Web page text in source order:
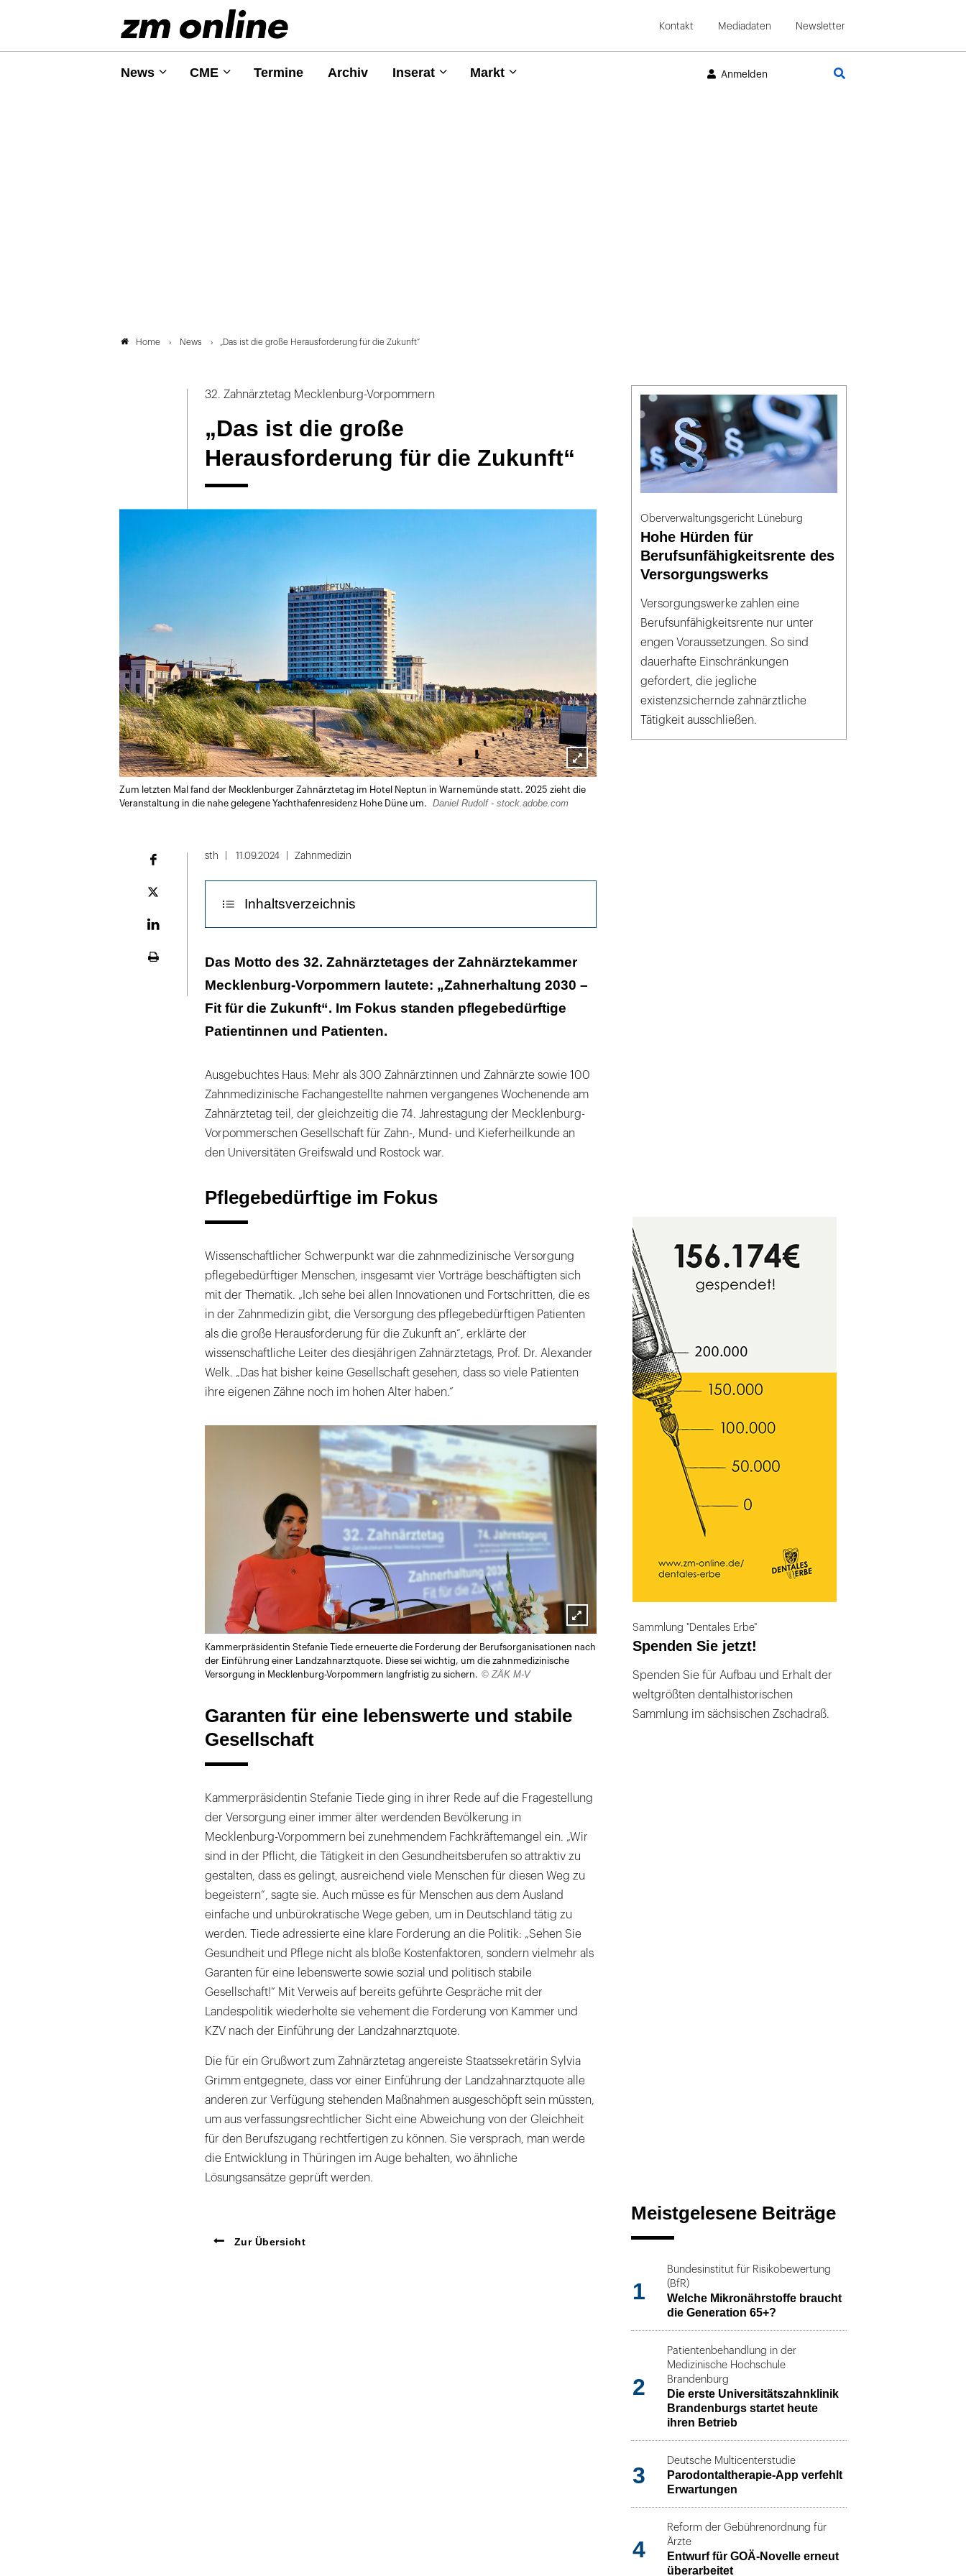
Kontakt Mediadaten Newsletter
News CME Termine Archiv Inserat Markt Anmelden
Home News „Das ist die große Herausforderung für die Zukunft“
32. Zahnärztetag Mecklenburg-Vorpommern
„Das ist die große
Herausforderung für die Zukunft“
Lightbox
öffnen
Zum letzten Mal fand der Mecklenburger Zahnärztetag im Hotel Neptun in Warnemünde statt. 2025 zieht die
Veranstaltung in die nahe gelegene Yachthafenresidenz Hohe Düne um.
Daniel Rudolf - stock.adobe.com
Plattform
sth 11.09.2024 Zahnmedizin
Inhaltsverzeichnis
Pflegebedürftige im Fokus
Garanten für eine lebenswerte und stabile Gesellschaft
Das Motto des 32. Zahnärztetages der Zahnärztekammer
Mecklenburg-Vorpommern lautete: „Zahnerhaltung 2030 –
Fit für die Zukunft“. Im Fokus standen pflegebedürftige
Patientinnen und Patienten.
Ausgebuchtes Haus: Mehr als 300 Zahnärztinnen und Zahnärzte sowie 100
Zahnmedizinische Fachangestellte nahmen vergangenes Wochenende am
Zahnärztetag teil, der gleichzeitig die 74. Jahrestagung der Mecklenburg-
Vorpommerschen Gesellschaft für Zahn-, Mund- und Kieferheilkunde an
den Universitäten Greifswald und Rostock war.
Pflegebedürftige im Fokus
Wissenschaftlicher Schwerpunkt war die zahnmedizinische Versorgung
pflegebedürftiger Menschen, insgesamt vier Vorträge beschäftigten sich
mit der Thematik. „Ich sehe bei allen Innovationen und Fortschritten, die es
in der Zahnmedizin gibt, die Versorgung des pflegebedürftigen Patienten
als die große Herausforderung für die Zukunft an“, erklärte der
wissenschaftliche Leiter des diesjährigen Zahnärztetags, Prof. Dr. Alexander
Welk. „Das hat bisher keine Gesellschaft gesehen, dass so viele Patienten
ihre eigenen Zähne noch im hohen Alter haben.“
Lightbox
öffnen
Kammerpräsidentin Stefanie Tiede erneuerte die Forderung der Berufsorganisationen nach
der Einführung einer Landzahnarztquote. Diese sei wichtig, um die zahnmedizinische
Versorgung in Mecklenburg-Vorpommern langfristig zu sichern. © ZÄK M-V
Garanten für eine lebenswerte und stabile
Gesellschaft
Kammerpräsidentin Stefanie Tiede ging in ihrer Rede auf die Fragestellung
der Versorgung einer immer älter werdenden Bevölkerung in
Mecklenburg-Vorpommern bei zunehmendem Fachkräftemangel ein. „Wir
sind in der Pflicht, die Tätigkeit in den Gesundheitsberufen so attraktiv zu
gestalten, dass es gelingt, ausreichend viele Menschen für diesen Weg zu
begeistern“, sagte sie. Auch müsse es für Menschen aus dem Ausland
einfache und unbürokratische Wege geben, um in Deutschland tätig zu
werden. Tiede adressierte eine klare Forderung an die Politik: „Sehen Sie
Gesundheit und Pflege nicht als bloße Kostenfaktoren, sondern vielmehr als
Garanten für eine lebenswerte sowie sozial und politisch stabile
Gesellschaft!“ Mit Verweis auf bereits geführte Gespräche mit der
Landespolitik wiederholte sie vehement die Forderung von Kammer und
KZV nach der Einführung der Landzahnarztquote.
Die für ein Grußwort zum Zahnärztetag angereiste Staatssekretärin Sylvia
Grimm entgegnete, dass vor einer Einführung der Landzahnarztquote alle
anderen zur Verfügung stehenden Maßnahmen ausgeschöpft sein müssten,
um aus verfassungsrechtlicher Sicht eine Abweichung von der Gleichheit
für den Berufszugang rechtfertigen zu können. Sie versprach, man werde
die Entwicklung in Thüringen im Auge behalten, wo ähnliche
Lösungsansätze geprüft werden.
Zur Übersicht
Oberverwaltungsgericht Lüneburg
Hohe Hürden für
Berufsunfähigkeitsrente des
Versorgungswerks
Versorgungswerke zahlen eine
Berufsunfähigkeitsrente nur unter
engen Voraussetzungen. So sind
dauerhafte Einschränkungen
gefordert, die jegliche
existenzsichernde zahnärztliche
Tätigkeit ausschließen.
Sammlung "Dentales Erbe"
Spenden Sie jetzt!
Spenden Sie für Aufbau und Erhalt der
weltgrößten dentalhistorischen
Sammlung im sächsischen Zschadraß.
Meistgelesene Beiträge
1
Bundesinstitut für Risikobewertung
(BfR)
Welche Mikronährstoffe braucht
die Generation 65+?
2
Patientenbehandlung in der
Medizinische Hochschule
Brandenburg
Die erste Universitätszahnklinik
Brandenburgs startet heute
ihren Betrieb
3
Deutsche Multicenterstudie
Parodontaltherapie-App verfehlt
Erwartungen
4
Reform der Gebührenordnung für
Ärzte
Entwurf für GOÄ-Novelle erneut
überarbeitet